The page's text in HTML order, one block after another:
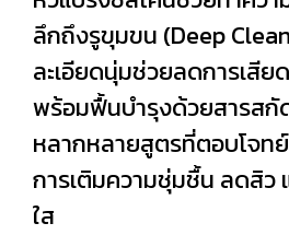
ลึกถึงรูขุมขน (Deep
ละเอียดนุ่มช่วยลดการเสี
พร้อมฟื้นบำรุงด้วยสารสกั
หลากหลายสูตรที่ตอบโจ
การเติมความชุ่มชื้น ลดสิว
ใส